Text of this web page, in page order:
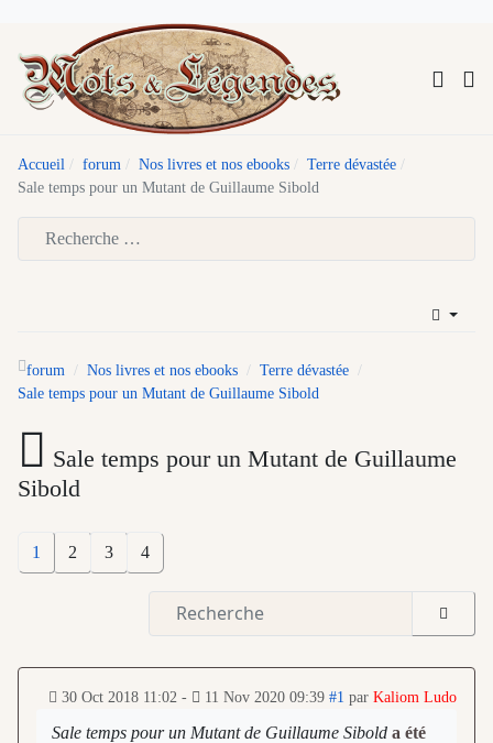
Accueil forum Nos livres et nos ebooks
Terre dévastée
Sale temps pour un Mutant de Guillaume Sibold
forum Nos livres et nos ebooks
Terre dévastée
Sale temps pour un Mutant de Guillaume Sibold
Sale temps pour un Mutant de Guillaume
Sibold
1 2 3 4
30 Oct 2018 11:02 - 11 Nov 2020 09:39 #1 par Kaliom Ludo
Sale temps pour un Mutant de Guillaume Sibold a été